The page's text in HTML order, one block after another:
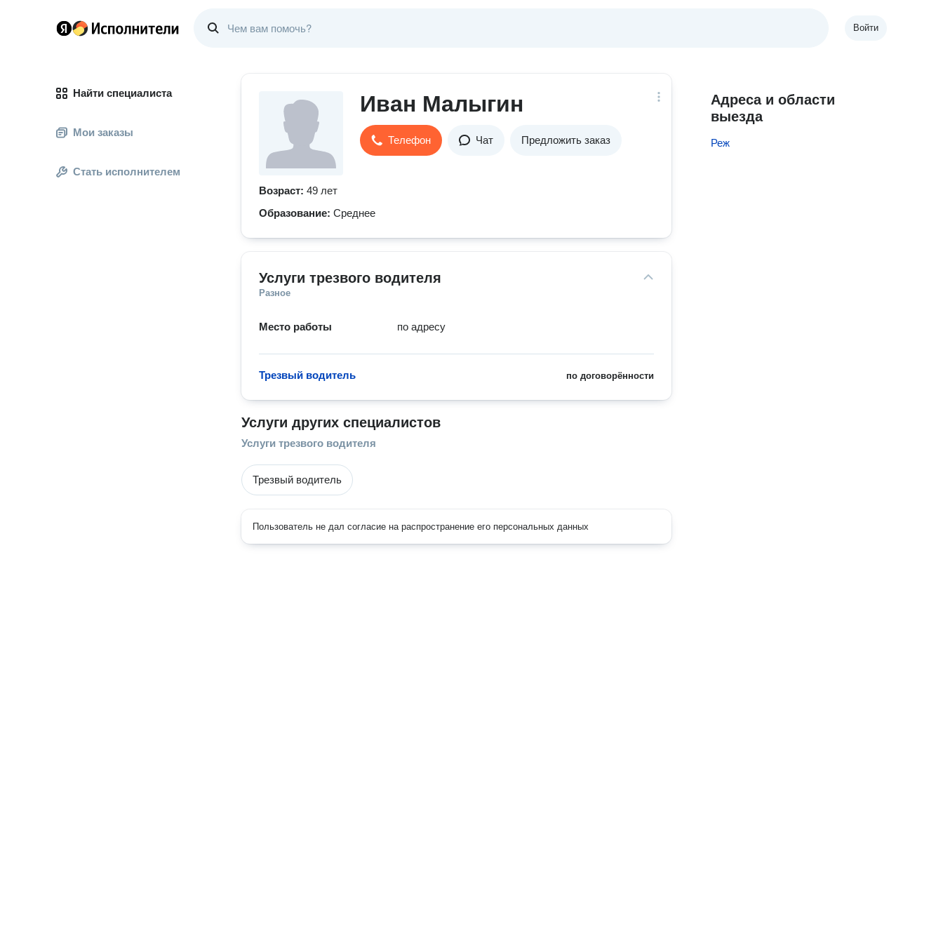
Войти
Найти специалиста
Мои заказы
Стать исполнителем
Иван Малыгин
Телефон Чат Предложить заказ
Возраст: 49 лет
Образование: Среднее
Услуги трезвого водителя
Разное
Место работы по адресу
по договорённости
Трезвый водитель
Услуги других специалистов
Услуги трезвого водителя
Трезвый водитель
Пользователь не дал согласие на распространение его персональных данных
Адреса и области
выезда
Реж